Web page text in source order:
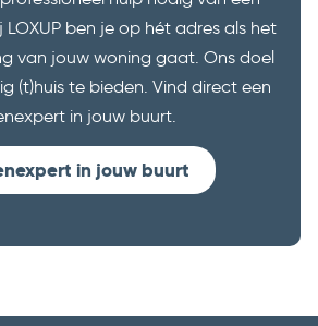
ben je op hét adres als het
van jouw woning gaat. Ons doel
(t)huis te bieden. Vind direct een
in jouw buurt.
in jouw buurt